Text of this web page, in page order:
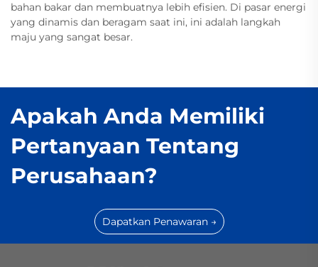
bahan bakar dan membuatnya lebih efisien. Di pasar energi
yang dinamis dan beragam saat ini, ini adalah langkah
maju yang sangat besar.
Apakah Anda Memiliki
Pertanyaan Tentang
Perusahaan?
Dapatkan Penawaran →